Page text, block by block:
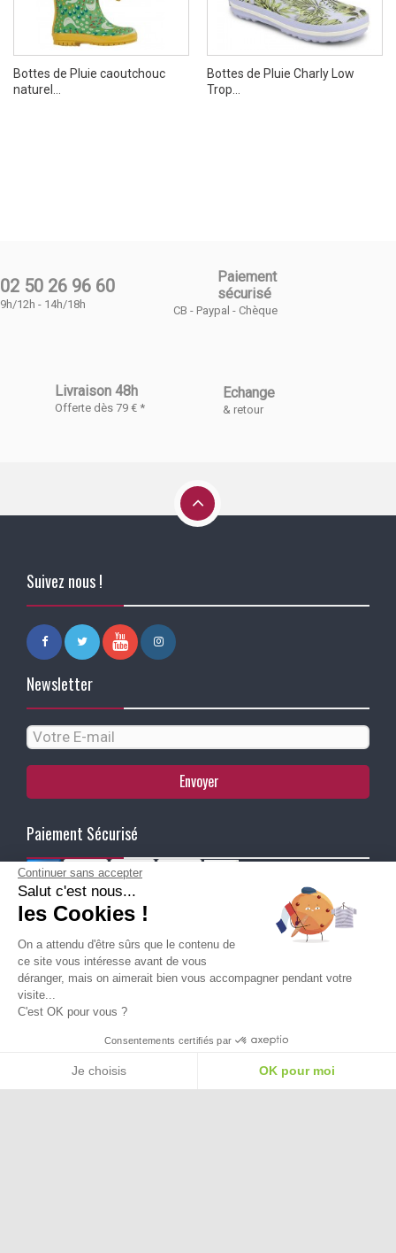
Besoin d'aide pour choisir une
taille ou une pointure ?
Bottes de Pluie caoutchouc
naturel...
Bottes de Pluie Charly Low
Trop...
02 50 26 96 60
9h/12h - 14h/18h
Paiement
sécurisé
CB - Paypal - Chèque
Livraison 48h
Offerte dès 79 € *
Echange
& retour
Suivez nous !
Newsletter
Envoyer
Paiement Sécurisé
Ma Livraison
Continuer sans accepter
Salut c'est nous...
les Cookies !
On a attendu d'être sûrs que le contenu de
ce site vous intéresse avant de vous
déranger, mais on aimerait bien vous accompagner pendant votre
visite...
C'est OK pour vous ?
Consentements certifiés par
Je choisis OK pour moi